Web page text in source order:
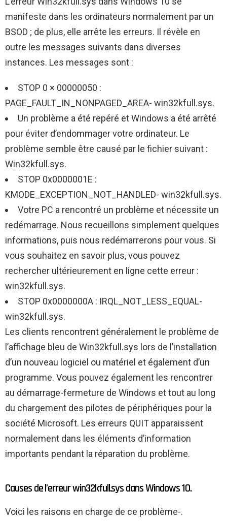
manifeste dans les ordinateurs normalement par un
BSOD ; de plus, elle arrête les erreurs. Il révèle en
outre les messages suivants dans diverses
instances. Les messages sont :
STOP 0 × 00000050 :
PAGE_FAULT_IN_NONPAGED_AREA- win32kfull.sys.
Un problème a été repéré et Windows a été arrêté
pour éviter d’endommager votre ordinateur. Le
problème semble être causé par le fichier suivant :
Win32kfull.sys.
STOP 0x0000001E :
KMODE_EXCEPTION_NOT_HANDLED- win32kfull.sys.
Votre PC a rencontré un problème et nécessite un
redémarrage. Nous recueillons simplement quelques
informations, puis nous redémarrerons pour vous. Si
vous souhaitez en savoir plus, vous pouvez
rechercher ultérieurement en ligne cette erreur :
win32kfull.sys.
STOP 0x0000000A : IRQL_NOT_LESS_EQUAL-
win32kfull.sys.
Les clients rencontrent généralement le problème de
l’affichage bleu de Win32kfull.sys lors de l’installation
d’un nouveau logiciel ou matériel et également d’un
programme. Vous pouvez également les rencontrer
au démarrage-fermeture de Windows et tout au long
du chargement des pilotes de périphériques pour la
société Microsoft. Les erreurs QUIT apparaissent
normalement dans les éléments d’information
importants pendant la réparation du problème.
Causes de l’erreur win32kfull.sys dans Windows 10.
Voici les raisons en charge de ce problème-.